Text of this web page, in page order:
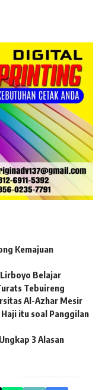
Kemajuan
Belajar
Tebuireng
Al-Azhar Mesir
Haji itu soal Panggilan
3 Alasan